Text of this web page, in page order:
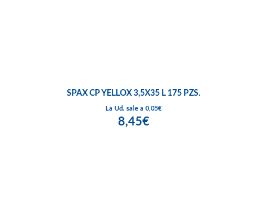
SPAX CP YELLOX 3,5X35 L 175 PZS.
La Ud. sale a 0,05€
8,45€